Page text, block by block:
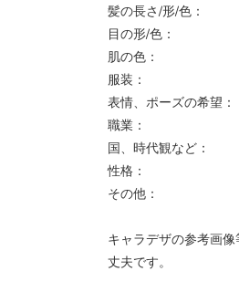
髪の長さ/形/色：
目の形/色：
肌の色：
服装：
表情、ポーズの希望：
職業：
国、時代観など：
性格：
その他：
キャラデザの参考画
丈夫です。